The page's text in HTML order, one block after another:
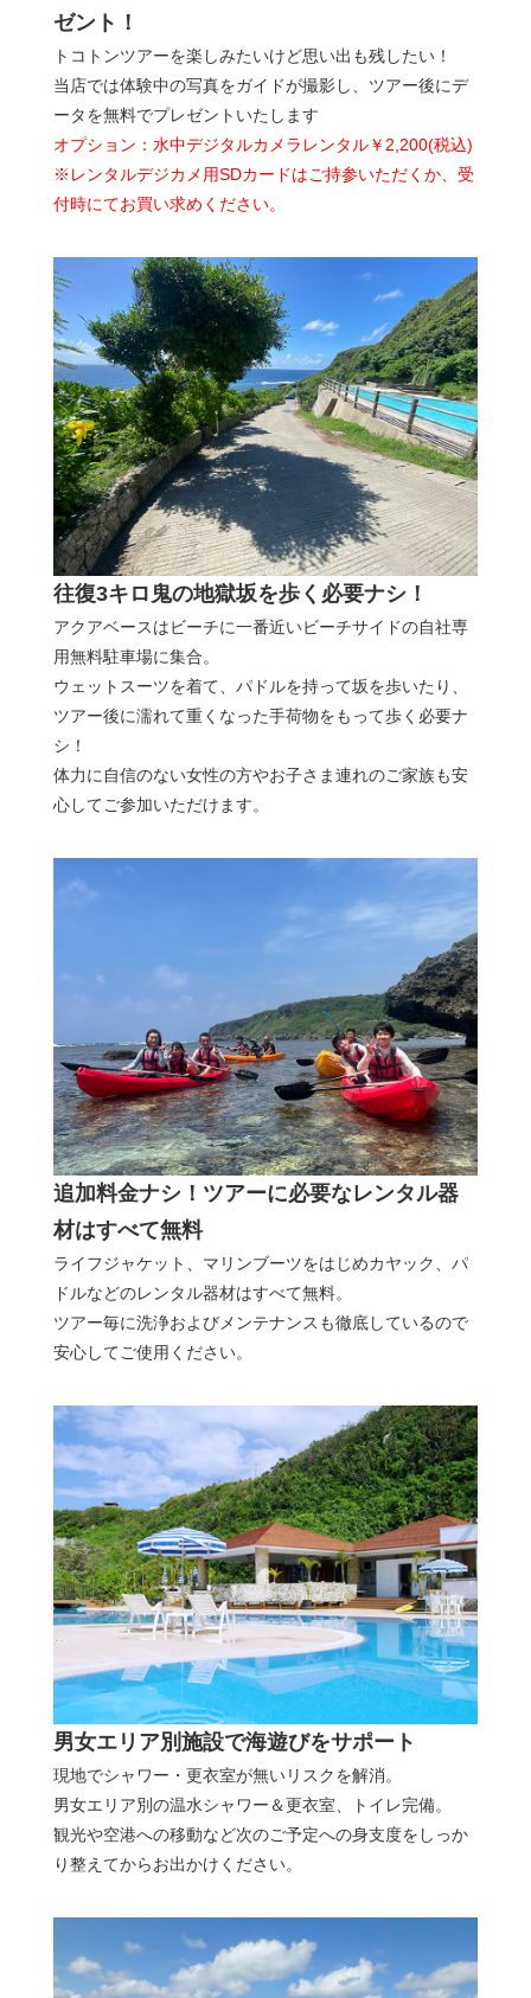
ゼント！
トコトンツアーを楽しみたいけど思い出も残したい！
当店では体験中の写真をガイドが撮影し、ツアー後にデ
ータを無料でプレゼントいたします
オプション：水中デジタルカメラレンタル￥2,200(税込)
※レンタルデジカメ用SDカードはご持参いただくか、受
付時にてお買い求めください。
往復3キロ鬼の地獄坂を歩く必要ナシ！
アクアベースはビーチに一番近いビーチサイドの自社専
用無料駐車場に集合。
ウェットスーツを着て、パドルを持って坂を歩いたり、
ツアー後に濡れて重くなった手荷物をもって歩く必要ナ
シ！
体力に自信のない女性の方やお子さま連れのご家族も安
心してご参加いただけます。
追加料金ナシ！ツアーに必要なレンタル器
材はすべて無料
ライフジャケット、マリンブーツをはじめカヤック、パ
ドルなどのレンタル器材はすべて無料。
ツアー毎に洗浄およびメンテナンスも徹底しているので
安心してご使用ください。
男女エリア別施設で海遊びをサポート
現地でシャワー・更衣室が無いリスクを解消。
男女エリア別の温水シャワー＆更衣室、トイレ完備。
観光や空港への移動など次のご予定への身支度をしっか
り整えてからお出かけください。